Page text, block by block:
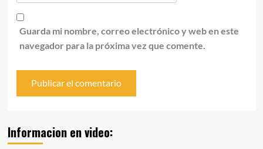
Guarda mi nombre, correo electrónico y web en este
navegador para la próxima vez que comente.
Informacion en video: